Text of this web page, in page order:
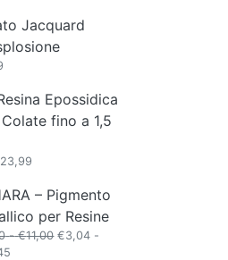
€1.099,99
prezzo:
da
€6,59
€6,26
Jacquard
Fascia
prezzo:
da
€5,69
Epossidica
fino a 1,5
prezzo:
da
€17,99
a
– Pigmento
per Resine
- €11,00Fascia
€3,04 -